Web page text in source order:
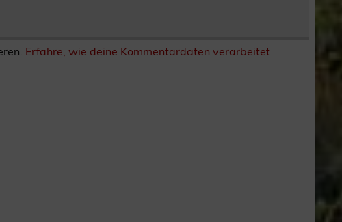
Erfahre, wie deine Kommentardaten verarbeitet